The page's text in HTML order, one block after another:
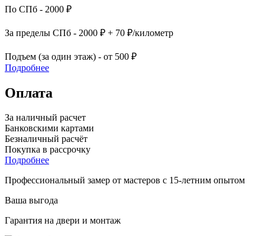
По СПб - 2000 ₽
За пределы СПб - 2000 ₽ + 70 ₽/километр
Подъем (за один этаж) - от 500 ₽
Подробнее
Оплата
За наличный расчет
Банковскими картами
Безналичный расчёт
Покупка в рассрочку
Подробнее
Профессиональный замер от мастеров с 15-летним опытом
Ваша выгода
Гарантия на двери и монтаж